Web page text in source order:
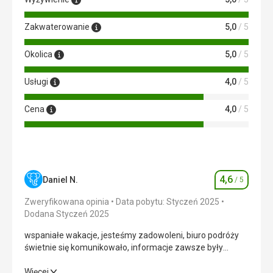
wokół basenu w podłodze były dziury, trzeba było uważać,
aby nie złamać nogi.
Ta recenzja została automatycznie przetłumaczona za
pomocą Google Translate
Zakwaterowanie 5,0 / 5
Okolica 5,0 / 5
Usługi 4,0 / 5
Cena 4,0 / 5
Daniel N. Ocena
4,6 / 5
Zweryfikowana opinia
Data pobytu: Styczeń 2025
Dodana Styczeń 2025
wspaniałe wakacje, jesteśmy zadowoleni, biuro podróży
świetnie się komunikowało, informacje zawsze były